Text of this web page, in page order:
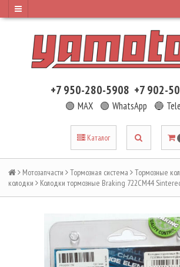
+7 950-280-5908 +7 902-
🟢 MAX 🟢 WhatsApp 🔵
Каталог
Мотозапчасти Тормозная система Тормозные
колодки
Колодки тормозные Braking 722CM44